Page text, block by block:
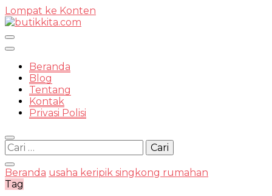
Lompat ke Konten
Beranda
Blog
Tentang
Kontak
Privasi Polisi
Cari
untuk:
Beranda usaha keripik singkong rumahan
Tag